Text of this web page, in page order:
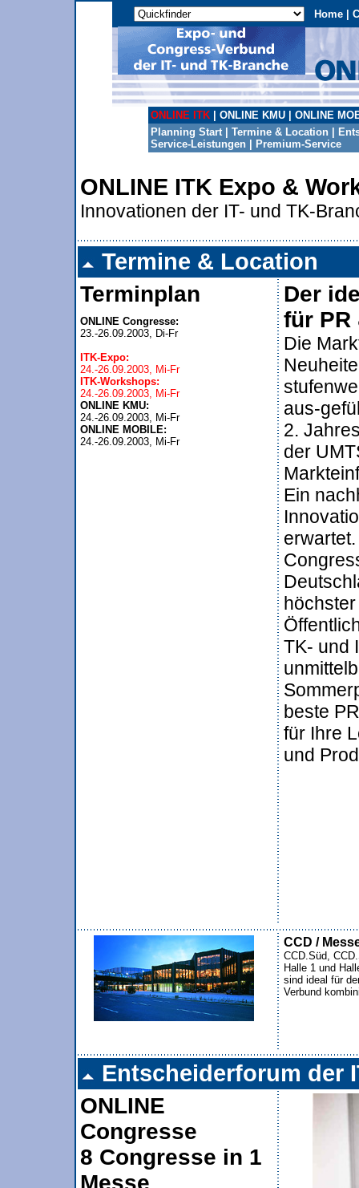
Home
ONLINE ITK ONLINE KMU
ONLINE
Planning Start
Termine & Location
Service-Leistungen
Premium-Service
ONLINE ITK Expo &
Innovationen der IT- und TK-
Termine & Location
Terminplan
ONLINE Congresse:
ITK-Expo:
ITK-Workshops:
24.-26.09.2003, Mi-Fr
ONLINE KMU:
ONLINE MOBILE:
24.-26.09.2003, Mi-Fr
Der
für PR
Die
aus-
2.
der
Ein
höchster
TK- und
beste
für Ihre
und
CCD /
CCD.Süd,
Halle 1 und
sind ideal für
Verbund
Entscheiderforum der
ONLINE
Congresse
8 Congresse in 1
Messe